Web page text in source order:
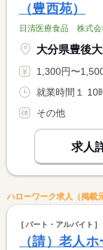
（豊西苑）
日清医療食品 株式
大分県豊後
1,300円〜1,500円 ※フルタイ
その他
求人
ハローワーク求人（掲載
パート・アルバイト
（請）老人